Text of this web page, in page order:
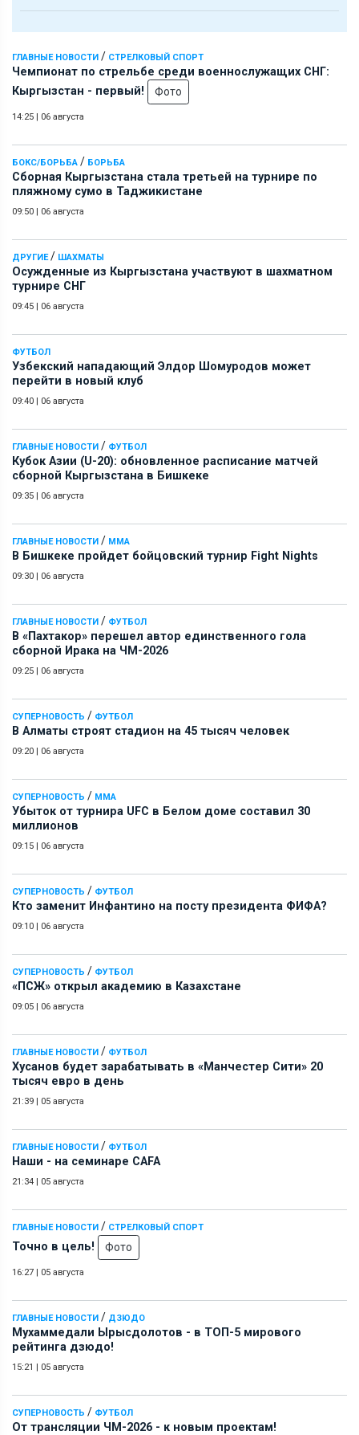
ГЛАВНЫЕ НОВОСТИ / СТРЕЛКОВЫЙ СПОРТ
Чемпионат по стрельбе среди военнослужащих СНГ:
Кыргызстан - первый!
Фото
14:25 | 06 августа
БОКС/БОРЬБА / БОРЬБА
Сборная Кыргызстана стала третьей на турнире по
пляжному сумо в Таджикистане
09:50 | 06 августа
ДРУГИЕ/ ШАХМАТЫ
Осужденные из Кыргызстана участвуют в шахматном
турнире СНГ
09:45 | 06 августа
ФУТБОЛ
Узбекский нападающий Элдор Шомуродов может
перейти в новый клуб
09:40 | 06 августа
ГЛАВНЫЕ НОВОСТИ / ФУТБОЛ
Кубок Азии (U-20): обновленное расписание матчей
сборной Кыргызстана в Бишкеке
09:35 | 06 августа
ГЛАВНЫЕ НОВОСТИ / ММА
В Бишкеке пройдет бойцовский турнир Fight Nights
09:30 | 06 августа
ГЛАВНЫЕ НОВОСТИ / ФУТБОЛ
В «Пахтакор» перешел автор единственного гола
сборной Ирака на ЧМ-2026
09:25 | 06 августа
СУПЕРНОВОСТЬ / ФУТБОЛ
В Алматы строят стадион на 45 тысяч человек
09:20 | 06 августа
СУПЕРНОВОСТЬ / ММА
Убыток от турнира UFC в Белом доме составил 30
миллионов
09:15 | 06 августа
СУПЕРНОВОСТЬ / ФУТБОЛ
Кто заменит Инфантино на посту президента ФИФА?
09:10 | 06 августа
СУПЕРНОВОСТЬ / ФУТБОЛ
«ПСЖ» открыл академию в Казахстане
09:05 | 06 августа
ГЛАВНЫЕ НОВОСТИ / ФУТБОЛ
Хусанов будет зарабатывать в «Манчестер Сити» 20
тысяч евро в день
21:39 | 05 августа
ГЛАВНЫЕ НОВОСТИ / ФУТБОЛ
Наши - на семинаре СAFA
21:34 | 05 августа
ГЛАВНЫЕ НОВОСТИ / СТРЕЛКОВЫЙ СПОРТ
Точно в цель! Фото
16:27 | 05 августа
ГЛАВНЫЕ НОВОСТИ / ДЗЮДО
Мухаммедали Ырысдолотов - в ТОП-5 мирового
рейтинга дзюдо!
15:21 | 05 августа
СУПЕРНОВОСТЬ / ФУТБОЛ
От трансляции ЧМ-2026 - к новым проектам!